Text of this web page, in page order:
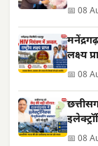
📅 08
लक्ष्य
📅 08
📅 08